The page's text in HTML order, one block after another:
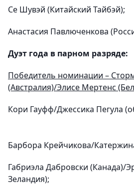
Се Шувэй (Китайский Тайбэй);
Анастасия Павлюченкова
Дуэт года в парном разряде:
Победитель номинации –
(Австралия)/Элисе Мертенс
Кори Гауфф/Джессика Пегула
Барбора Крейчикова/
Габриэла Дабровски (Канада)/
Зеландия);